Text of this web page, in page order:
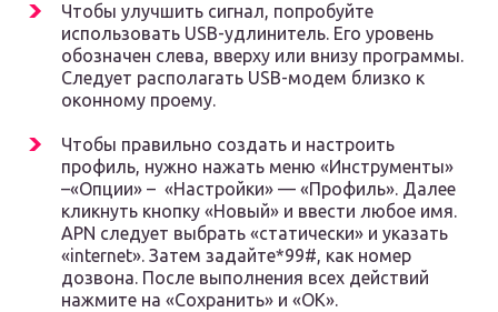
Чтобы улучшить сигнал, попробуйте
использовать USB-удлинитель. Его уровень
обозначен слева, вверху или внизу программы.
Следует располагать USB-модем близко к
оконному проему.
Чтобы правильно создать и настроить
профиль, нужно нажать меню «Инструменты»
–«Опции» – «Настройки» — «Профиль». Далее
кликнуть кнопку «Новый» и ввести любое имя.
APN следует выбрать «статически» и указать
«internet». Затем задайте*99#, как номер
дозвона. После выполнения всех действий
нажмите на «Сохранить» и «ОК».